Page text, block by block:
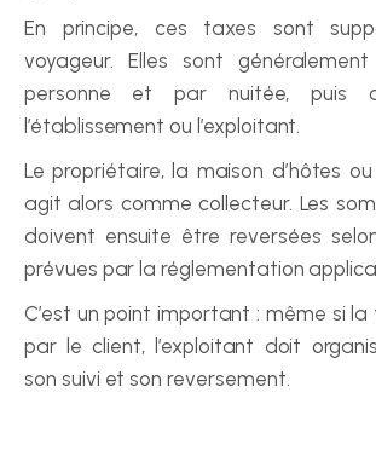
En principe, ces taxes sont
voyageur. Elles sont
personne et par nuitée, puis
l’établissement ou l’exploitant.
Le propriétaire, la maison d’hôtes
agit alors comme collecteur. Les
doivent ensuite être reversées
prévues par la réglementation
C’est un point important : même si
par le client, l’exploitant doit
son suivi et son reversement.